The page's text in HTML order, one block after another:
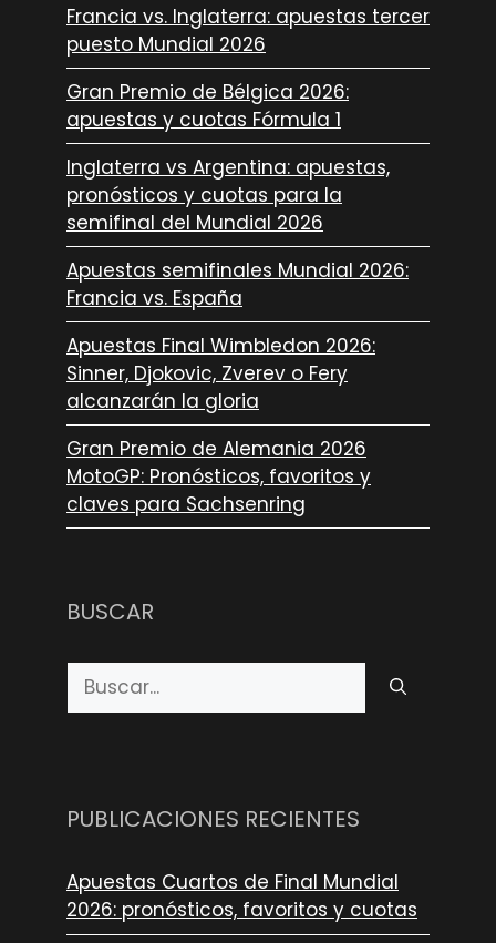
Francia vs. Inglaterra: apuestas tercer
puesto Mundial 2026
Gran Premio de Bélgica 2026:
apuestas y cuotas Fórmula 1
Inglaterra vs Argentina: apuestas,
pronósticos y cuotas para la
semifinal del Mundial 2026
Apuestas semifinales Mundial 2026:
Francia vs. España
Apuestas Final Wimbledon 2026:
Sinner, Djokovic, Zverev o Fery
alcanzarán la gloria
Gran Premio de Alemania 2026
MotoGP: Pronósticos, favoritos y
claves para Sachsenring
BUSCAR
Buscar:
PUBLICACIONES RECIENTES
Apuestas Cuartos de Final Mundial
2026: pronósticos, favoritos y cuotas